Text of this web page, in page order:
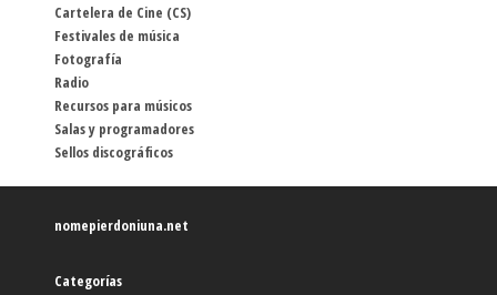
Cartelera de Cine (CS)
Festivales de música
Fotografía
Radio
Recursos para músicos
Salas y programadores
Sellos discográficos
nomepierdoniuna.net
Categorías